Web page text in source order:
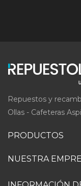
Repuestos y
Ollas - Cafeteras
PRODUCTOS
NUESTRA